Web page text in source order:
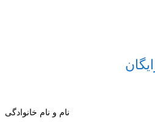
نام و نام خانوادگی